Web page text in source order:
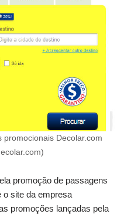
promocionais Decolar.com
promoção de passagens
o site da empresa
promoções lançadas pela